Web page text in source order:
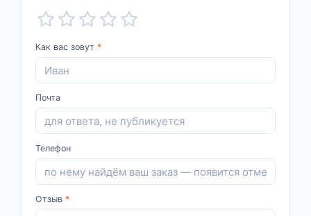
Как вас зовут *
Почта
Телефон
Отзыв *